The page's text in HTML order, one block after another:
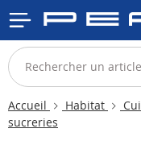
Accueil Habitat
sucreries